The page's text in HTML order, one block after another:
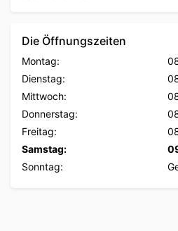
Die Öffnungszeiten
Montag:
Dienstag:
Mittwoch:
Donnerstag:
Freitag:
Samstag:
Sonntag: